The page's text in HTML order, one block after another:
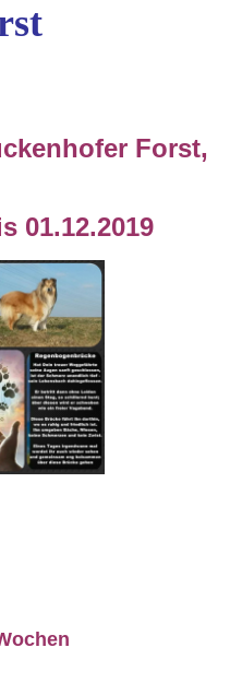
Forst,
01.12.2019